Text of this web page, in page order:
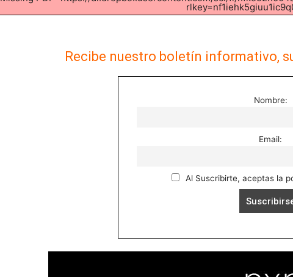
Recibe nuestro boletín informativo,
Nombre:
Email:
Al Suscribirte, aceptas la